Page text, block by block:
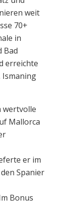
weit
70+
in
Bad
erreichte
Ismaning
wertvolle
Mallorca
er im
Spanier
Bonus